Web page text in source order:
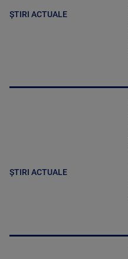
ȘTIRI ACTUALE
ȘTIRI ACTUALE